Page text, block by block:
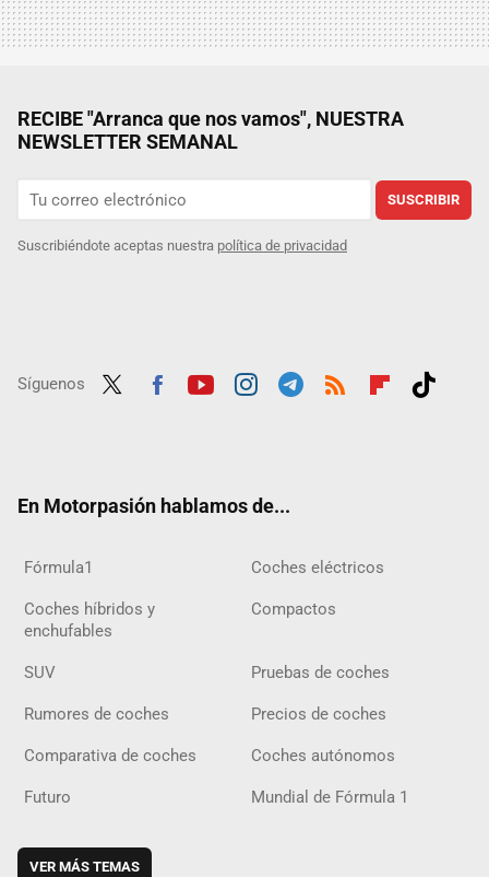
RECIBE "Arranca que nos vamos", NUESTRA
NEWSLETTER SEMANAL
SUSCRIBIR
Suscribiéndote aceptas nuestra política de privacidad
Síguenos
En Motorpasión hablamos de...
Fórmula1 Coches eléctricos
Coches híbridos y
enchufables
Compactos
SUV Pruebas de coches
Rumores de coches Precios de coches
Comparativa de coches Coches autónomos
Futuro Mundial de Fórmula 1
VER MÁS TEMAS